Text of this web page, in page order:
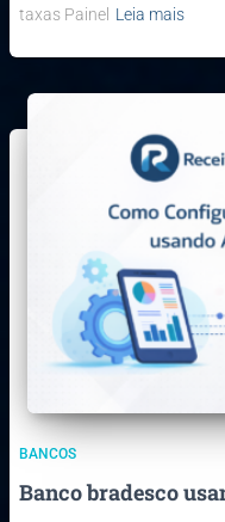
taxas Painel Leia mais
BANCOS
Banco bradesco